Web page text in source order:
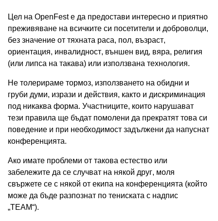
Цел на OpenFest е да предостави интересно и приятно
преживяване на всичките си посетители и доброволци,
без значение от тяхната раса, пол, възраст,
ориентация, инвалидност, външен вид, вяра, религия
(или липса на такава) или използвана технология.
Не толерираме тормоз, използването на обидни и
груби думи, изрази и действия, както и дискриминация
под никаква форма. Участниците, които нарушават
тези правила ще бъдат помолени да прекратят това си
поведение и при необходимост задължени да напуснат
конференцията.
Ако имате проблеми от такова естество или
забележите да се случват на някой друг, моля
свържете се с някой от екипа на конференцията (който
може да бъде разпознат по тениската с надпис
„TEAM“).